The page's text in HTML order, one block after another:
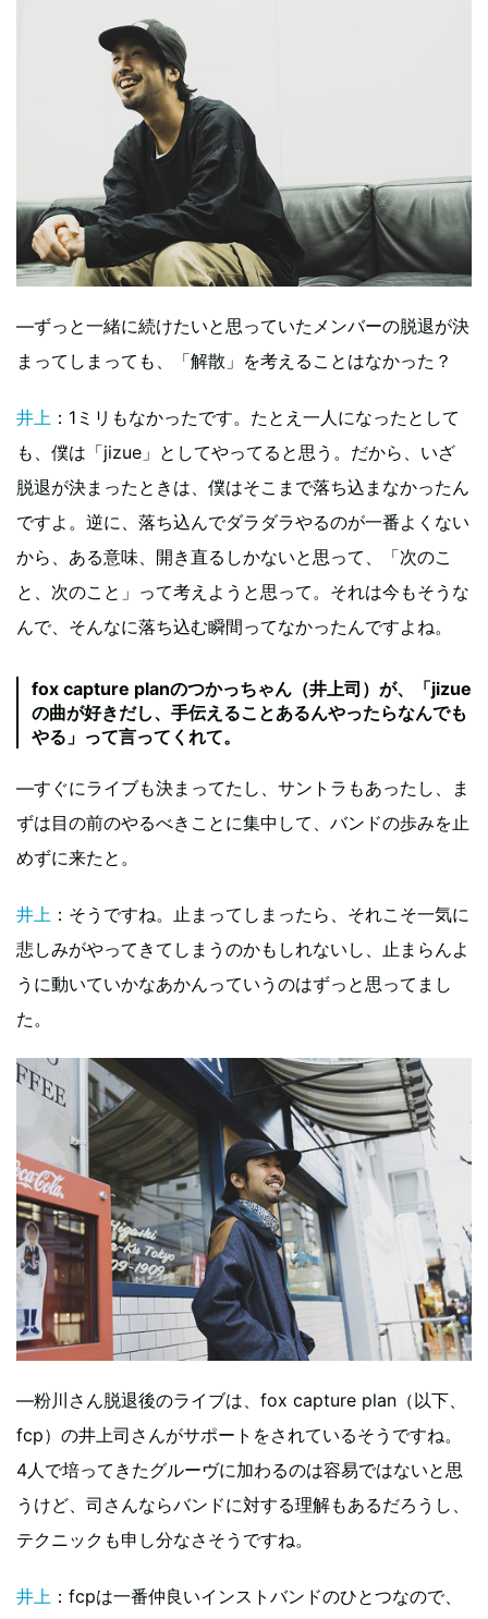
―ずっと一緒に続けたいと思っていたメンバーの脱退が決
まってしまっても、「解散」を考えることはなかった？
井上 ：1ミリもなかったです。たとえ一人になったとして
も、僕は「jizue」としてやってると思う。だから、いざ
脱退が決まったときは、僕はそこまで落ち込まなかったん
ですよ。逆に、落ち込んでダラダラやるのが一番よくない
から、ある意味、開き直るしかないと思って、「次のこ
と、次のこと」って考えようと思って。それは今もそうな
んで、そんなに落ち込む瞬間ってなかったんですよね。
fox capture planのつかっちゃん（井上司）が、「jizue
の曲が好きだし、手伝えることあるんやったらなんでも
やる」って言ってくれて。
―すぐにライブも決まってたし、サントラもあったし、ま
ずは目の前のやるべきことに集中して、バンドの歩みを止
めずに来たと。
井上 ：そうですね。止まってしまったら、それこそ一気に
悲しみがやってきてしまうのかもしれないし、止まらんよ
うに動いていかなあかんっていうのはずっと思ってまし
た。
―粉川さん脱退後のライブは、fox capture plan（以下、
fcp）の井上司さんがサポートをされているそうですね。
4人で培ってきたグルーヴに加わるのは容易ではないと思
うけど、司さんならバンドに対する理解もあるだろうし、
テクニックも申し分なさそうですね。
井上 ：fcpは一番仲良いインストバンドのひとつなので、